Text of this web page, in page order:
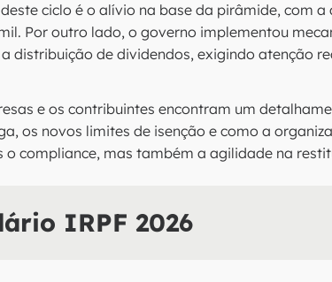
ciclo é o alívio na base da pirâmide, com
Por outro lado, o governo implementou
distribuição de dividendos, exigindo atenção
e os contribuintes encontram um
os novos limites de isenção e como a
o compliance, mas também a agilidade na
IRPF 2026